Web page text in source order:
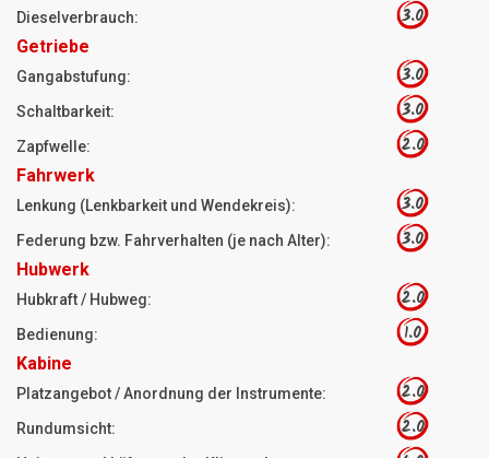
Dieselverbrauch: 3.0
Getriebe
Gangabstufung: 3.0
Schaltbarkeit: 3.0
Zapfwelle: 2.0
Fahrwerk
Lenkung (Lenkbarkeit und Wendekreis): 3.0
Federung bzw. Fahrverhalten (je nach Alter): 3.0
Hubwerk
Hubkraft / Hubweg: 2.0
Bedienung: 1.0
Kabine
Platzangebot / Anordnung der Instrumente: 2.0
Rundumsicht: 2.0